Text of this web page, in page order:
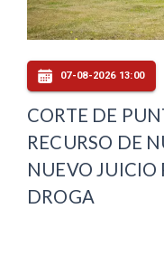
07-08-2026 13:00
CORTE DE
RECURSO DE
NUEVO JUICIO
DROGA